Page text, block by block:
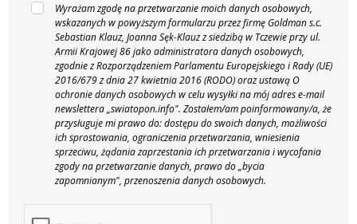
Wyrażam zgodę na przetwarzanie moich danych osobowych,
wskazanych w powyższym formularzu przez firmę Goldman s.c.
Sebastian Klauz, Joanna Sęk-Klauz z siedzibą w Tczewie przy ul.
Armii Krajowej 86 jako administratora danych osobowych,
zgodnie z Rozporządzeniem Parlamentu Europejskiego i Rady (UE)
2016/679 z dnia 27 kwietnia 2016 (RODO) oraz ustawą O
ochronie danych osobowych w celu wysyłki na mój adres e-mail
newslettera „swiatopon.info". Zostałem/am poinformowany/a, że
przysługuje mi prawo do: dostępu do swoich danych, możliwości
ich sprostowania, ograniczenia przetwarzania, wniesienia
sprzeciwu, żądania zaprzestania ich przetwarzania i wycofania
zgody na przetwarzanie danych, prawo do „bycia
zapomnianym", przenoszenia danych osobowych.